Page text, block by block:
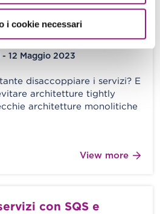
i cookie necessari
i tuoi
SQS, load balancing
notifiche SNS
12 Maggio 2023
disaccoppiare i servizi? E
architetture tightly
architetture monolitiche
View more
con SQS e